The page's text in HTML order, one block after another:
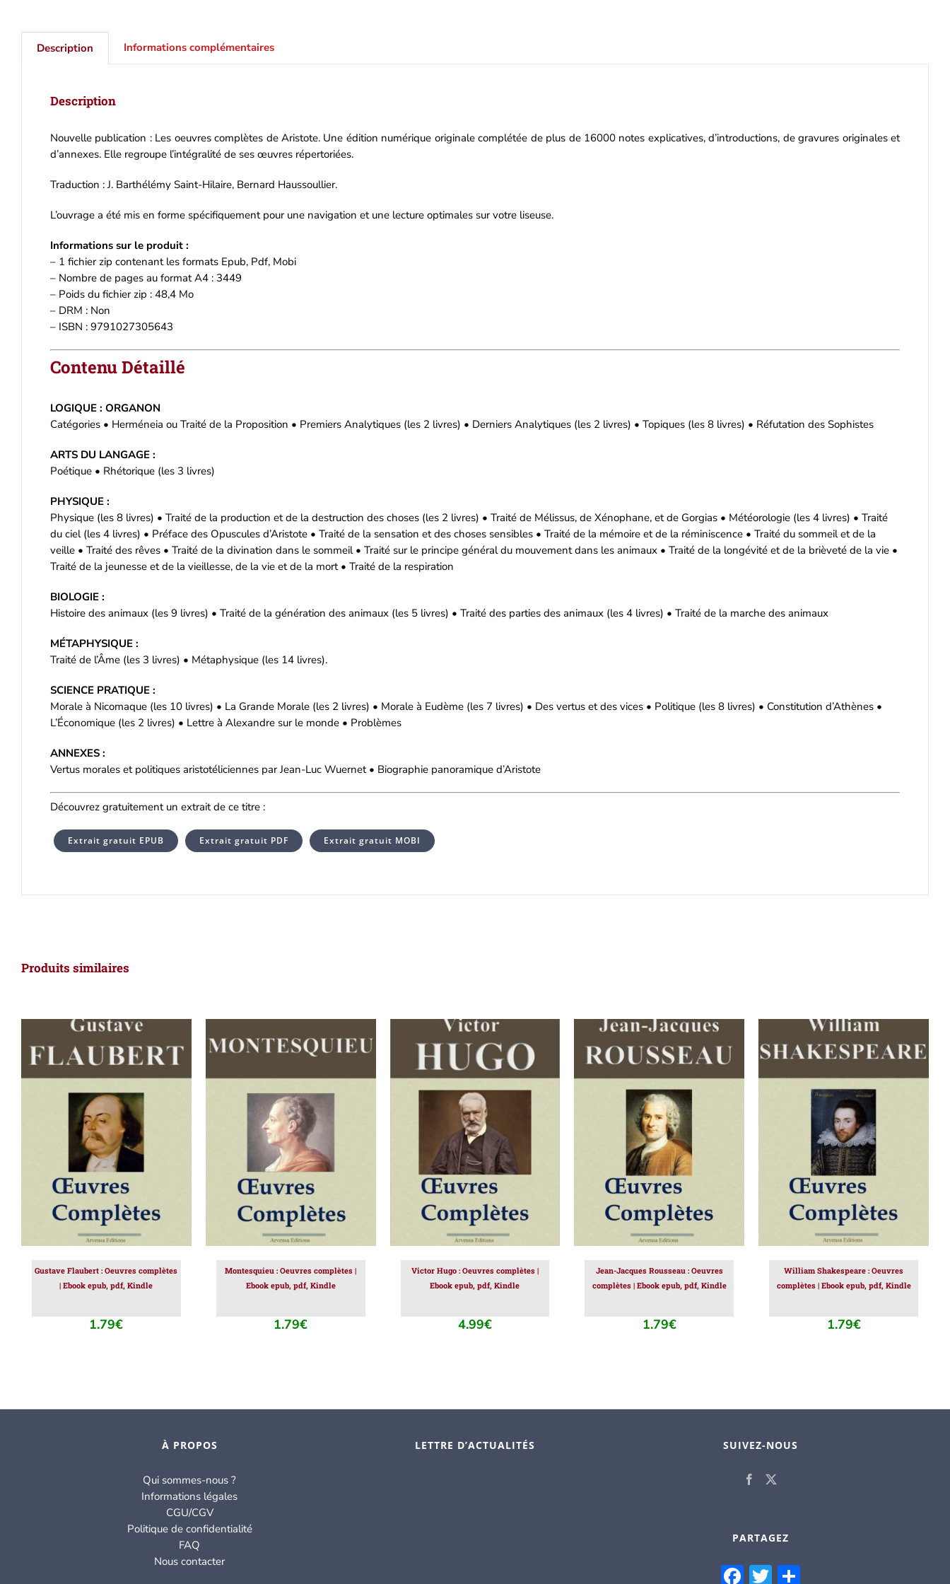
Description Informations complémentaires
Description
Nouvelle publication : Les oeuvres complètes de Aristote. Une édition numérique originale complétée de plus de 16000 notes explicatives, d’introductions, de gravures originales et
d’annexes. Elle regroupe l’intégralité de ses œuvres répertoriées.
Traduction : J. Barthélémy Saint-Hilaire, Bernard Haussoullier.
L’ouvrage a été mis en forme spécifiquement pour une navigation et une lecture optimales sur votre liseuse.
Informations sur le produit :
– 1 fichier zip contenant les formats Epub, Pdf, Mobi
– Nombre de pages au format A4 : 3449
– Poids du fichier zip : 48,4 Mo
– DRM : Non
– ISBN : 9791027305643
Contenu Détaillé
LOGIQUE : ORGANON
Catégories • Herméneia ou Traité de la Proposition • Premiers Analytiques (les 2 livres) • Derniers Analytiques (les 2 livres) • Topiques (les 8 livres) • Réfutation des Sophistes
ARTS DU LANGAGE :
Poétique • Rhétorique (les 3 livres)
PHYSIQUE :
Physique (les 8 livres) • Traité de la production et de la destruction des choses (les 2 livres) • Traité de Mélissus, de Xénophane, et de Gorgias • Météorologie (les 4 livres) • Traité
du ciel (les 4 livres) • Préface des Opuscules d’Aristote • Traité de la sensation et des choses sensibles • Traité de la mémoire et de la réminiscence • Traité du sommeil et de la
veille • Traité des rêves • Traité de la divination dans le sommeil • Traité sur le principe général du mouvement dans les animaux • Traité de la longévité et de la brièveté de la vie •
Traité de la jeunesse et de la vieillesse, de la vie et de la mort • Traité de la respiration
BIOLOGIE :
Histoire des animaux (les 9 livres) • Traité de la génération des animaux (les 5 livres) • Traité des parties des animaux (les 4 livres) • Traité de la marche des animaux
MÉTAPHYSIQUE :
Traité de l’Âme (les 3 livres) • Métaphysique (les 14 livres).
SCIENCE PRATIQUE :
Morale à Nicomaque (les 10 livres) • La Grande Morale (les 2 livres) • Morale à Eudème (les 7 livres) • Des vertus et des vices • Politique (les 8 livres) • Constitution d’Athènes •
L’Économique (les 2 livres) • Lettre à Alexandre sur le monde • Problèmes
ANNEXES :
Vertus morales et politiques aristotéliciennes par Jean-Luc Wuernet • Biographie panoramique d’Aristote
Découvrez gratuitement un extrait de ce titre :
Extrait gratuit EPUB Extrait gratuit PDF Extrait gratuit MOBI
Produits similaires
AJOUTER AU PANIER
DÉTAILS
Gustave Flaubert : Oeuvres complètes
| Ebook epub, pdf, Kindle
1.79€
AJOUTER AU PANIER
DÉTAILS
Montesquieu : Oeuvres complètes |
Ebook epub, pdf, Kindle
1.79€
AJOUTER AU PANIER
DÉTAILS
Victor Hugo : Oeuvres complètes |
Ebook epub, pdf, Kindle
4.99€
AJOUTER AU PANIER
DÉTAILS
Jean-Jacques Rousseau : Oeuvres
complètes | Ebook epub, pdf, Kindle
1.79€
AJOUTER AU PANIER
DÉTAILS
William Shakespeare : Oeuvres
complètes | Ebook epub, pdf, Kindle
1.79€
À PROPOS
Qui sommes-nous ?
Informations légales
CGU/CGV
Politique de confidentialité
FAQ
Nous contacter
LETTRE D’ACTUALITÉS SUIVEZ-NOUS
PARTAGEZ
Facebook
TwitterPartager